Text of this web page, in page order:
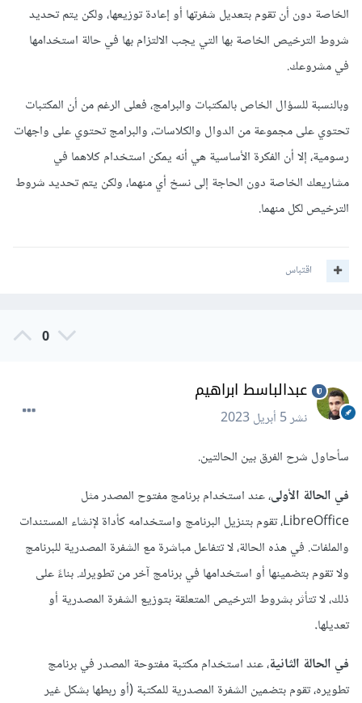
الخاصة دون أن تقوم بتعديل شفرتها أو إعادة توزيعها، ولكن يتم تحديد
شروط الترخيص الخاصة بها التي يجب الالتزام بها في حالة استخدامها
في مشروعك.
وبالنسبة للسؤال الخاص بالمكتبات والبرامج، فعلى الرغم من أن المكتبات
تحتوي على مجموعة من الدوال والكلاسات، والبرامج تحتوي على واجهات
رسومية، إلا أن الفكرة الأساسية هي أنه يمكن استخدام كلاهما في
مشاريعك الخاصة دون الحاجة إلى نسخ أي منهما، ولكن يتم تحديد شروط
الترخيص لكل منهما.
اقتباس
0
عبدالباسط ابراهيم
نشر5 أبريل 2023
سأحاول شرح الفرق بين الحالتين.
في الحالة الأولى، عند استخدام برنامج مفتوح المصدر مثل
LibreOffice، تقوم بتنزيل البرنامج واستخدامه كأداة لإنشاء المستندات
والملفات. في هذه الحالة، لا تتفاعل مباشرة مع الشفرة المصدرية للبرنامج
ولا تقوم بتضمينها أو استخدامها في برنامج آخر من تطويرك. بناءً على
ذلك، لا تتأثر بشروط الترخيص المتعلقة بتوزيع الشفرة المصدرية أو
تعديلها.
في الحالة الثانية، عند استخدام مكتبة مفتوحة المصدر في برنامج
تطويره، تقوم بتضمين الشفرة المصدرية للمكتبة (أو ربطها بشكل غير